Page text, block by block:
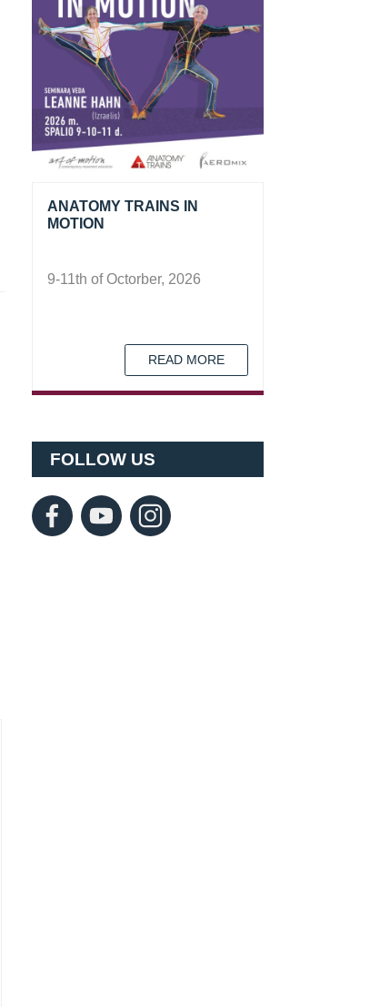
ANATOMY TRAINS IN
MOTION
9-11th of Octorber, 2026
READ MORE
FOLLOW US